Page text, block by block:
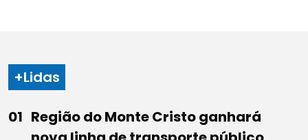
+Lidas
Região do Monte Cristo ganhará